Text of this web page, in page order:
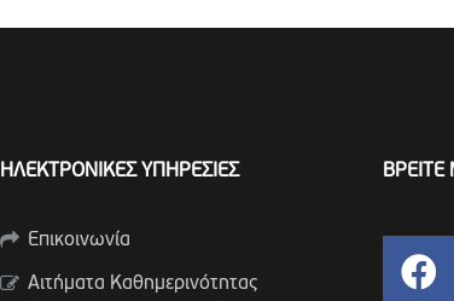
ΗΛΕΚΤΡΟΝΙΚΕΣ ΥΠΗΡΕΣΙΕΣ
Επικοινωνία
Αιτήματα Καθημερινότητας
ΒΡΕΙΤΕ